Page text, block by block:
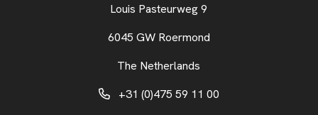
Louis Pasteurweg 9
6045 GW Roermond
The Netherlands
+31 (0)475 59 11 00